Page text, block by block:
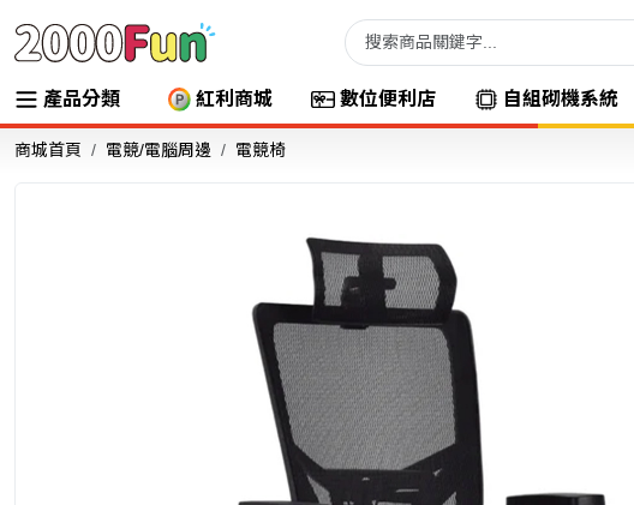
產品分類 紅利商城 數位便利店 自組砌機系統
商城首頁 電競/電腦周邊 電競椅